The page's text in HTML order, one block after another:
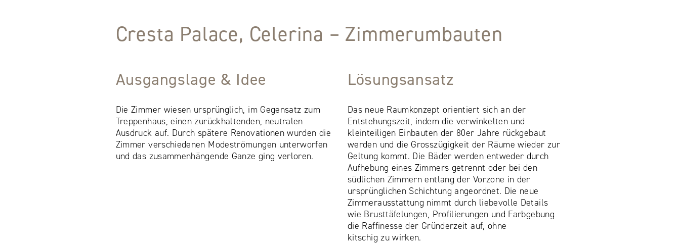
Cresta Palace, Celerina – Zimmerumbauten
Ausgangslage & Idee
Die Zimmer wiesen ursprünglich, im Gegensatz zum
Treppenhaus, einen zurückhaltenden, neutralen
Ausdruck auf. Durch spätere Renovationen wurden die
Zimmer verschiedenen Modeströmungen unterworfen
und das zusammenhängende Ganze ging verloren.
Lösungsansatz
Das neue Raumkonzept orientiert sich an der
Entstehungszeit, indem die verwinkelten und
kleinteiligen Einbauten der 80er Jahre rückgebaut
werden und die Grosszügigkeit der Räume wieder zur
Geltung kommt. Die Bäder werden entweder durch
Aufhebung eines Zimmers getrennt oder bei den
südlichen Zimmern entlang der Vorzone in der
ursprünglichen Schichtung angeordnet. Die neue
Zimmerausstattung nimmt durch liebevolle Details
wie Brusttäfelungen, Profilierungen und Farbgebung
die Raffinesse der Gründerzeit auf, ohne
kitschig zu wirken.